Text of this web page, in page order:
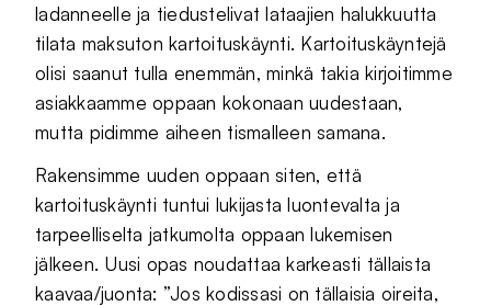
ladanneelle ja tiedustelivat lataajien halukkuutta
tilata maksuton kartoituskäynti. Kartoituskäyntejä
olisi saanut tulla enemmän, minkä takia kirjoitimme
asiakkaamme oppaan kokonaan uudestaan,
mutta pidimme aiheen tismalleen samana.
Rakensimme uuden oppaan siten, että
kartoituskäynti tuntui lukijasta luontevalta ja
tarpeelliselta jatkumolta oppaan lukemisen
jälkeen. Uusi opas noudattaa karkeasti tällaista
kaavaa/juonta: ”Jos kodissasi on tällaisia oireita,